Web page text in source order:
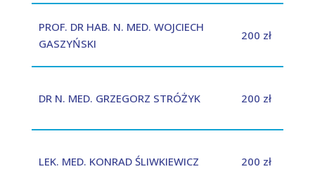
PROF. DR HAB. N. MED. WOJCIECH
GASZYŃSKI
200 zł
DR N. MED. GRZEGORZ STRÓŻYK 200 zł
LEK. MED. KONRAD ŚLIWKIEWICZ 200 zł